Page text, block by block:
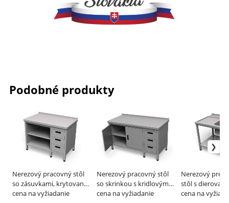
Podobné produkty
Nerezový pracovný stôl
so zásuvkami, krytovaný
– ALVEX
cena na vyžiadanie
Nerezový pracovný stôl
so skrinkou s kridlovými
dvermi a so zásuvkami –
cena na vyžiadanie
Nerezový
stôl s
– ALVEX
cena na